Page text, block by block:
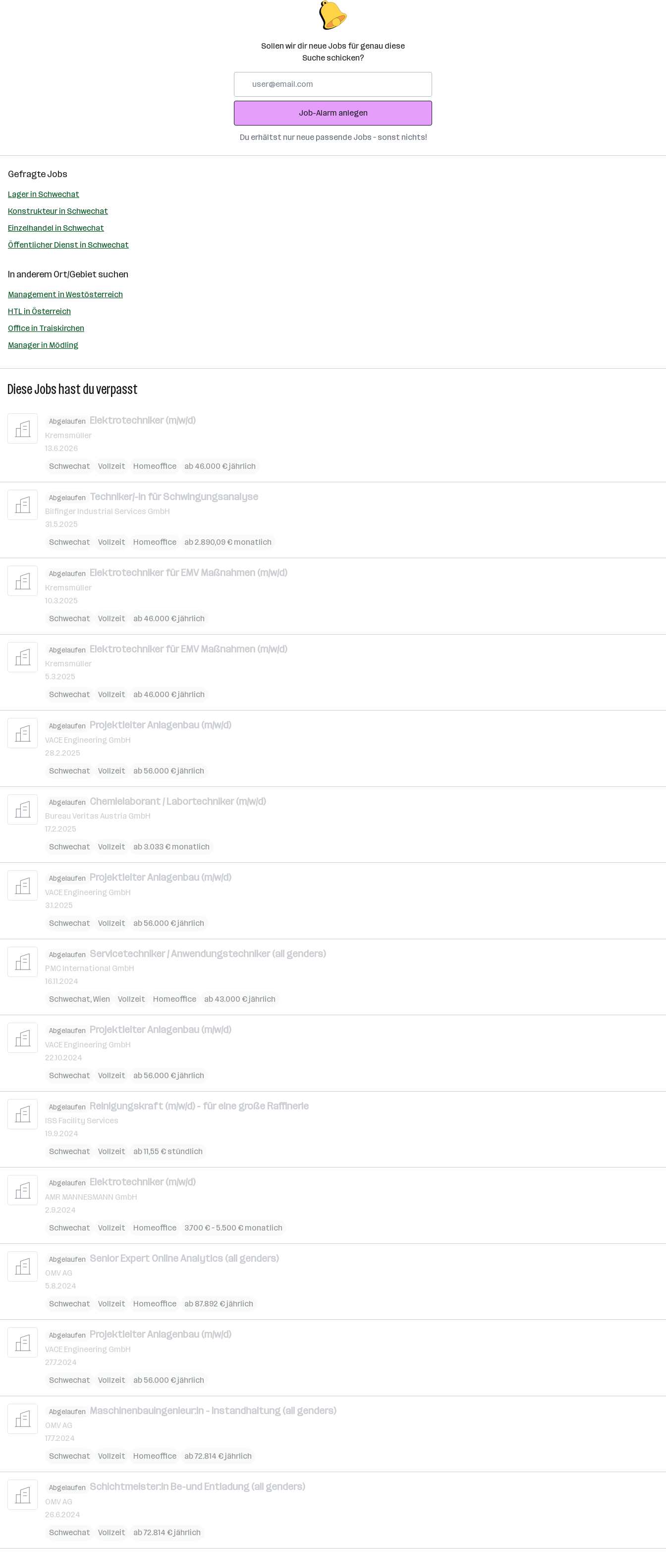
Sollen wir dir neue Jobs für genau diese
Suche schicken?
Adresse
Job-Alarm anlegen
Du erhältst nur neue passende Jobs – sonst nichts!
Gefragte Jobs
Lager in Schwechat
Konstrukteur in Schwechat
Einzelhandel in Schwechat
Öffentlicher Dienst in Schwechat
In anderem Ort/Gebiet suchen
Management in Westösterreich
HTL in Österreich
Office in Traiskirchen
Manager in Mödling
Diese Jobs hast du verpasst
Abgelaufen Elektrotechniker (m/w/d)
Kremsmüller
13.6.2026
Schwechat
Vollzeit Homeoffice ab 46.000 € jährlich
Abgelaufen Techniker/-in für Schwingungsanalyse
Bilfinger Industrial Services GmbH
31.5.2025
Schwechat
Vollzeit Homeoffice ab 2.890,09 € monatlich
Abgelaufen Elektrotechniker für EMV Maßnahmen (m/w/d)
Kremsmüller
10.3.2025
Schwechat
Vollzeit ab 46.000 € jährlich
Abgelaufen Elektrotechniker für EMV Maßnahmen (m/w/d)
Kremsmüller
5.3.2025
Schwechat
Vollzeit ab 46.000 € jährlich
Abgelaufen Projektleiter Anlagenbau (m/w/d)
VACE Engineering GmbH
28.2.2025
Schwechat
Vollzeit ab 56.000 € jährlich
Abgelaufen Chemielaborant / Labortechniker (m/w/d)
Bureau Veritas Austria GmbH
17.2.2025
Schwechat
Vollzeit ab 3.033 € monatlich
Abgelaufen Projektleiter Anlagenbau (m/w/d)
VACE Engineering GmbH
3.1.2025
Schwechat
Vollzeit ab 56.000 € jährlich
Abgelaufen Servicetechniker / Anwendungstechniker (all genders)
PMC International GmbH
16.11.2024
Schwechat,Wien Vollzeit Homeoffice ab 43.000 € jährlich
Abgelaufen Projektleiter Anlagenbau (m/w/d)
VACE Engineering GmbH
22.10.2024
Schwechat
Vollzeit ab 56.000 € jährlich
Abgelaufen Reinigungskraft (m/w/d) - für eine große Raffinerie
ISS Facility Services
19.9.2024
Schwechat
Vollzeit ab 11,55 € stündlich
Abgelaufen Elektrotechniker (m/w/d)
AMR MANNESMANN GmbH
2.9.2024
Schwechat
Vollzeit Homeoffice 3.700 € – 5.500 € monatlich
Abgelaufen Senior Expert Online Analytics (all genders)
OMV AG
5.8.2024
Schwechat
Vollzeit Homeoffice ab 87.892 € jährlich
Abgelaufen Projektleiter Anlagenbau (m/w/d)
VACE Engineering GmbH
27.7.2024
Schwechat
Vollzeit ab 56.000 € jährlich
Abgelaufen Maschinenbauingenieur:in - Instandhaltung (all genders)
OMV AG
17.7.2024
Schwechat
Vollzeit Homeoffice ab 72.814 € jährlich
Abgelaufen Schichtmeister:in Be-und Entladung (all genders)
OMV AG
26.6.2024
Schwechat
Vollzeit ab 72.814 € jährlich